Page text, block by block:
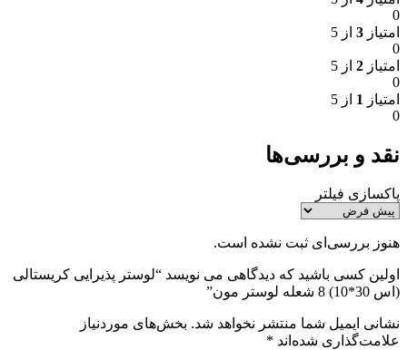
0
امتیاز 3 از 5
0
امتیاز 2 از 5
0
امتیاز 1 از 5
0
نقد و بررسی‌ها
پاکسازی فیلتر
هنوز بررسی‌ای ثبت نشده است.
اولین کسی باشید که دیدگاهی می نویسد “لوستر پذیرایی کریستالی
(اس 30*10) 8 شعله لوستر مون”
نشانی ایمیل شما منتشر نخواهد شد. بخش‌های موردنیاز
علامت‌گذاری شده‌اند *